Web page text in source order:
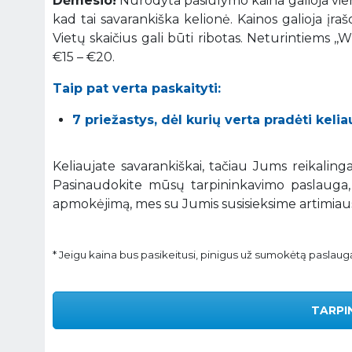
kad tai savarankiška kelionė. Kainos galioja
Vietų skaičius gali būti ribotas. Neturintiems
€15 – €20.
Taip pat verta paskaityti:
7 priežastys, dėl kurių verta pradėti
Keliaujate savarankiškai, tačiau Jums
Pasinaudokite mūsų tarpininkavimo
apmokėjimą, mes su Jumis susisieksime
* Jeigu kaina bus pasikeitusi, pinigus už sumokėtą